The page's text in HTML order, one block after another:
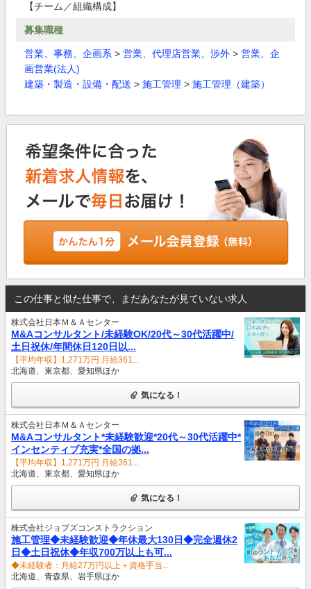
【チーム／組織構成】
募集職種
営業、事務、企画系 > 営業、代理店営業、渉外 > 営業、企
画営業(法人)
建築・製造・設備・配送 > 施工管理 > 施工管理（建築）
この仕事と似た仕事で、まだあなたが見ていない求人
株式会社日本Ｍ＆Ａセンター
M&Aコンサルタント/未経験OK/20代～30代活躍中/
土日祝休/年間休日120日以...
【平均年収】1,271万円 月給361...
北海道、東京都、愛知県ほか
気になる！
株式会社日本Ｍ＆Ａセンター
M&Aコンサルタント*未経験歓迎*20代～30代活躍中*
インセンティブ充実*全国の拠...
【平均年収】1,271万円 月給361...
北海道、東京都、愛知県ほか
気になる！
株式会社ジョブズコンストラクション
施工管理◆未経験歓迎◆年休最大130日◆完全週休2
日◆土日祝休◆年収700万以上も可...
◆未経験者：月給27万円以上＋資格手当...
北海道、青森県、岩手県ほか